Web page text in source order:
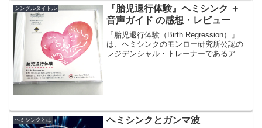
シングルタイトル
『胎児退行体験』ヘミシンク ＋
音声ガイド の感想・レビュー
「胎児退行体験（Birth Regression）」
は、ヘミシンクのモンロー研究所公認の
レジデンシャル・トレーナーであるアク
ヘミシンクとは ヘミシンクとガンマ波